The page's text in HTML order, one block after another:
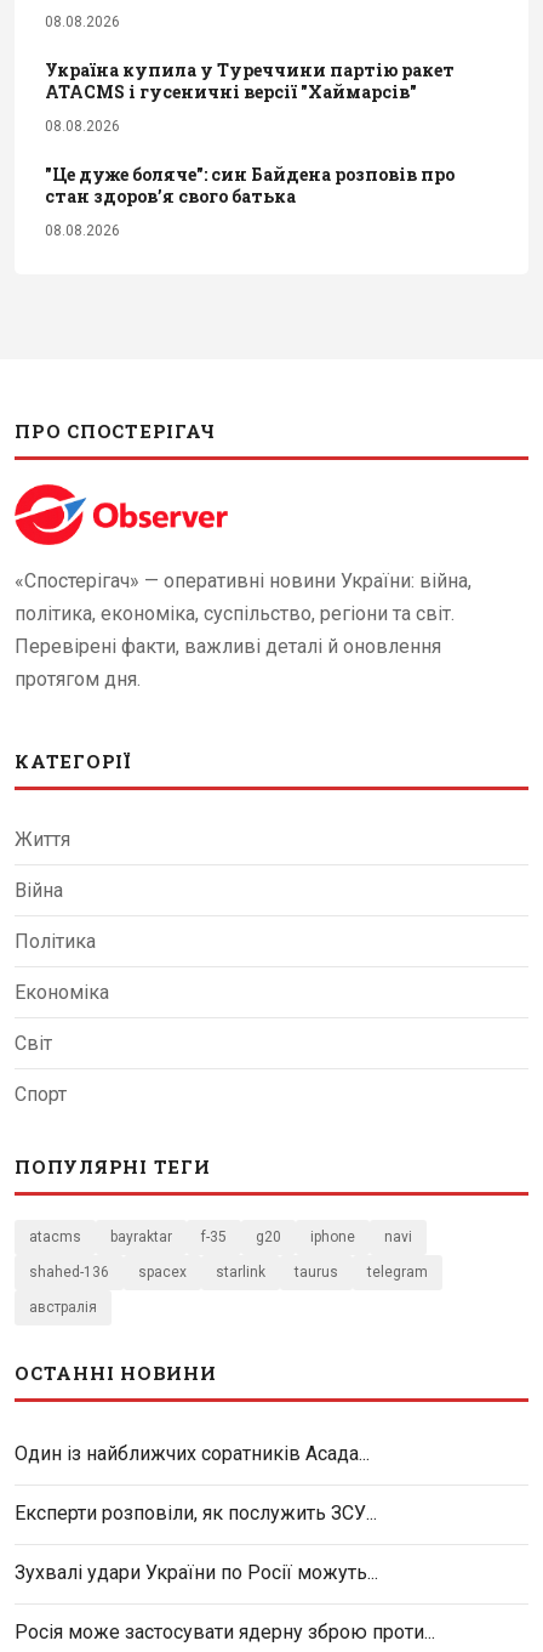
08.08.2026
Україна купила у Туреччини партію ракет
ATACMS і гусеничні версії "Хаймарсів"
08.08.2026
"Це дуже боляче": син Байдена розповів про
стан здоров’я свого батька
08.08.2026
ПРО СПОСТЕРІГАЧ
«Спостерігач» — оперативні новини України: війна,
політика, економіка, суспільство, регіони та світ.
Перевірені факти, важливі деталі й оновлення
протягом дня.
КАТЕГОРІЇ
Життя
Війна
Політика
Економіка
Світ
Спорт
ПОПУЛЯРНІ ТЕГИ
atacms bayraktar f-35 g20 iphone navi
shahed-136 spacex starlink taurus telegram
австралія
ОСТАННІ НОВИНИ
Один із найближчих соратників Асада...
Експерти розповіли, як послужить ЗСУ...
Зухвалі удари України по Росії можуть...
Росія може застосувати ядерну зброю проти...